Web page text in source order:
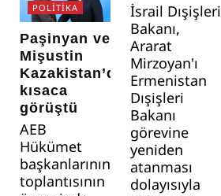
POLITIKA
Paşinyan ve
Mişustin
Kazakistan’da
kısaca
görüştü
AEB
Hükümet
başkanlarının
toplantısının
İsrail Dışişleri
Bakanı,
Ararat
Mirzoyan'ı
Ermenistan
Dışişleri
Bakanı
görevine
yeniden
atanması
dolayısıyla